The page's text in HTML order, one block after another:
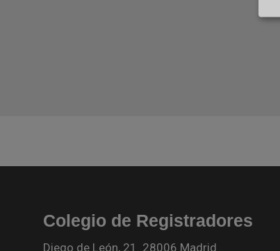
Colegio de Registradores
Diego de León, 21. 28006 Madrid